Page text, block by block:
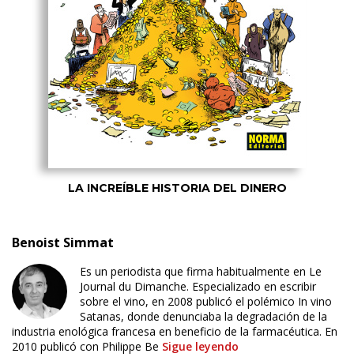
LA INCREÍBLE HISTORIA DEL DINERO
Benoist Simmat
Es un periodista que firma habitualmente en Le
Journal du Dimanche. Especializado en escribir
sobre el vino, en 2008 publicó el polémico In vino
Satanas, donde denunciaba la degradación de la
industria enológica francesa en beneficio de la farmacéutica. En
2010 publicó con Philippe Be Sigue leyendo